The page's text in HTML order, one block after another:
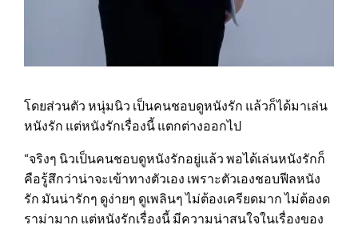
โดยส่วนตัว หนุ่มนิว เป็นคนชอบดูหนังรัก แล้วก็ได้มาเล่น
หนังรัก แต่หนังรักเรื่องนี้ แตกต่างออกไป
“จริงๆ นิวเป็นคนชอบดูหนังรักอยู่แล้ว พอได้เล่นหนังรักก็
คือรู้สึกว่าน่าจะเข้าทางตัวเอง เพราะตัวเองชอบฟีลหนัง
รัก มันน่ารักๆ ดูง่ายๆ ดูเพลินๆ ไม่ต้องเครียดมาก ไม่ต้องด
ราม่ามาก แต่หนังรักเรื่องนี้ มีความน่าสนใจในเรื่องของ